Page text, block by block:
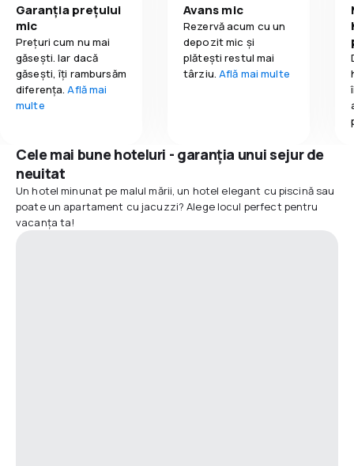
Garanția prețului
mic
Prețuri cum nu mai
găsești. Iar dacă
găseşti, îți rambursăm
diferența.Află mai
multe
Avans mic
Rezervă acum cu un
depozit mic și
plătești restul mai
târziu.Află mai multe
Cele mai bune hoteluri - garanția unui sejur de
neuitat
Un hotel minunat pe malul mării, un hotel elegant cu piscină sau
poate un apartament cu jacuzzi? Alege locul perfect pentru
vacanța ta!